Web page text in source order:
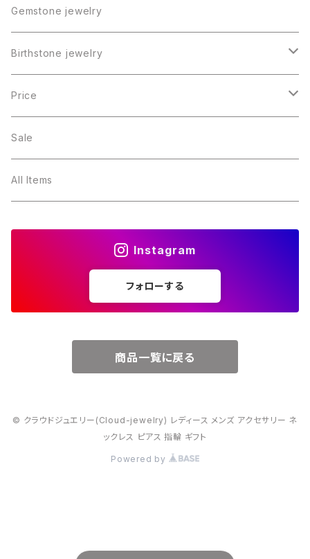
Gemstone jewelry
Birthstone jewelry
１月・ガーネット
２月・アメジスト
３月・アクアマリン
Price
～5000円
～10000円
Sale
All Items
Instagram
フォローする
商品一覧に戻る
© クラウドジュエリー(Cloud-jewelry) レディース メンズ アクセサリー ネ
ックレス ピアス 指輪 ギフト
Powered by